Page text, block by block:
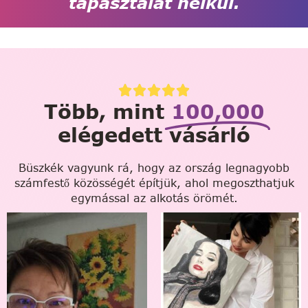
Több, mint 100,000
elégedett vásárló
Büszkék vagyunk rá, hogy az ország legnagyobb
számfestő közösségét építjük, ahol megoszthatjuk
egymással az alkotás örömét.